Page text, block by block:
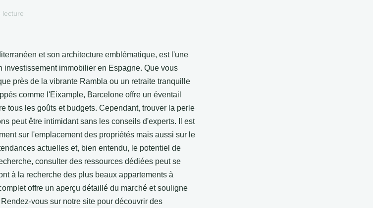
et son architecture emblématique, est l'une
investissement immobilier en Espagne. Que vous
près de la vibrante Rambla ou un retraite tranquille
comme l'Eixample, Barcelone offre un éventail
tous les goûts et budgets. Cependant, trouver la perle
peut être intimidant sans les conseils d'experts. Il est
sur l'emplacement des propriétés mais aussi sur le
actuelles et, bien entendu, le potentiel de
consulter des ressources dédiées peut se
à la recherche des plus beaux appartements à
offre un aperçu détaillé du marché et souligne
vous sur notre site pour découvrir des